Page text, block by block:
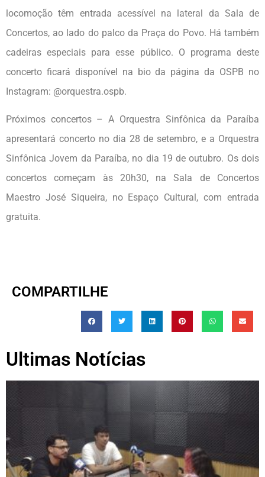
locomoção têm entrada acessível na lateral da Sala de
Concertos, ao lado do palco da Praça do Povo. Há também
cadeiras especiais para esse público. O programa deste
concerto ficará disponível na bio da página da OSPB no
Instagram: @orquestra.ospb.
Próximos concertos – A Orquestra Sinfônica da Paraíba
apresentará concerto no dia 28 de setembro, e a Orquestra
Sinfônica Jovem da Paraíba, no dia 19 de outubro. Os dois
concertos começam às 20h30, na Sala de Concertos
Maestro José Siqueira, no Espaço Cultural, com entrada
gratuita.
COMPARTILHE
Ultimas Notícias